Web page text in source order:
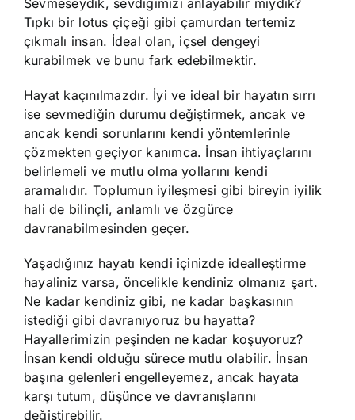
Sevmeseydik, sevdiğimizi anlayabilir miydik?
Tıpkı bir lotus çiçeği gibi çamurdan tertemiz
çıkmalı insan. İdeal olan, içsel dengeyi
kurabilmek ve bunu fark edebilmektir.
Hayat kaçınılmazdır. İyi ve ideal bir hayatın sırrı
ise sevmediğin durumu değiştirmek, ancak ve
ancak kendi sorunlarını kendi yöntemlerinle
çözmekten geçiyor kanımca. İnsan ihtiyaçlarını
belirlemeli ve mutlu olma yollarını kendi
aramalıdır. Toplumun iyileşmesi gibi bireyin iyilik
hali de bilinçli, anlamlı ve özgürce
davranabilmesinden geçer.
Yaşadığınız hayatı kendi içinizde idealleştirme
hayaliniz varsa, öncelikle kendiniz olmanız şart.
Ne kadar kendiniz gibi, ne kadar başkasının
istediği gibi davranıyoruz bu hayatta?
Hayallerimizin peşinden ne kadar koşuyoruz?
İnsan kendi olduğu sürece mutlu olabilir. İnsan
başına gelenleri engelleyemez, ancak hayata
karşı tutum, düşünce ve davranışlarını
değiştirebilir.